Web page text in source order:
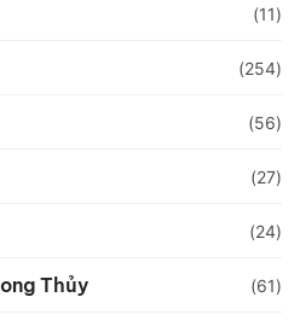
(11)
(254)
(56)
(27)
(24)
Thủy (61)